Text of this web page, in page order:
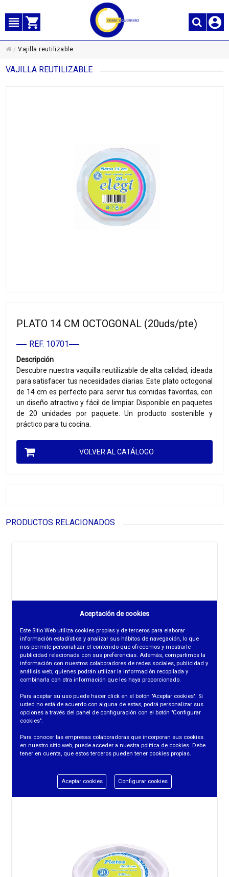
/Vajilla reutilizable
VAJILLA REUTILIZABLE
PLATO 14 CM OCTOGONAL (20uds/pte)
REF. 10701
Descripción
Descubre nuestra vaquilla reutilizable de alta calidad, ideada
para satisfacer tus necesidades diarias. Este plato octogonal
de 14 cm es perfecto para servir tus comidas favoritas, con
un diseño atractivo y fácil de limpiar. Disponible en paquetes
de 20 unidades por paquete. Un producto sostenible y
práctico para tu cocina.
VOLVER AL CATÁLOGO
PRODUCTOS RELACIONADOS
Aceptación de cookies
Este Sitio Web utiliza cookies propias y de terceros para elaborar
información estadística y analizar sus hábitos de navegación, lo que
nos permite personalizar el contenido que ofrecemos y mostrarle
publicidad relacionada con sus preferencias. Además, compartimos la
información con nuestros colaboradores de redes sociales, publicidad y
análisis web, quienes podrán utilizar la información recopilada y
combinarla con otra información que les haya proporcionado.
Para aceptar su uso puede hacer click en el botón "Aceptar cookies". Si
usted no está de acuerdo con alguna de estas, podrá personalizar sus
opciones a través del panel de configuración con el botón "Configurar
cookies".
Para conocer las empresas colaboradoras que incorporan sus cookies
en nuestro sitio web, puede acceder a nuestra política de cookies. Debe
tener en cuenta, que estos terceros pueden tener cookies propias.
Aceptar cookies Configurar cookies